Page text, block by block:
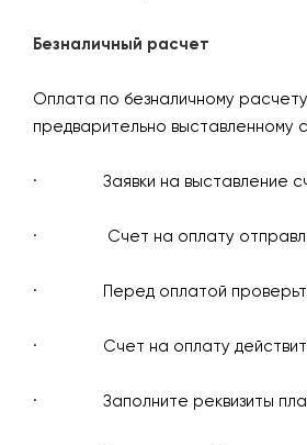
Безналичный расчет
Оплата по безналичному
предварительно выставленному
· Заявки на выставление
· Счет на оплату
· Перед оплатой проверьте в
· Счет на оплату
· Заполните реквизиты